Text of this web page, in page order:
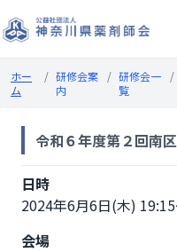
ホー
ム
/ 研修会案
内
/ 研修会一
覧
/
令和６年度第２回南
日時
2024年6月6日(木)
会場